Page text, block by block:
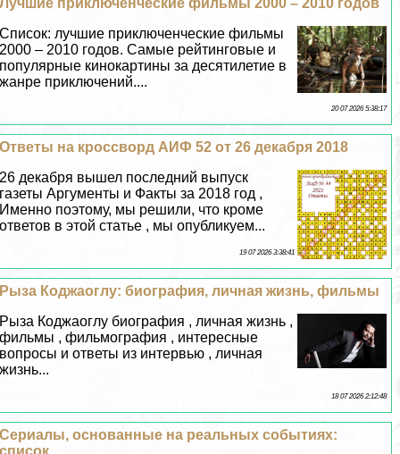
Список: лучшие приключенческие фильмы
2000 – 2010 годов. Самые рейтинговые и
популярные кинокартины за десятилетие в
жанре приключений....
20 07 2026 5:38:17
Ответы на кроссворд АИФ 52 от 26 декабря 2018
26 декабря вышел последний выпуск
газеты Аргументы и Факты за 2018 год ,
Именно поэтому, мы решили, что кроме
ответов в этой статье , мы опубликуем...
19 07 2026 3:38:41
Рыза Коджаоглу: биография, личная жизнь, фильмы
Рыза Коджаоглу биография , личная жизнь ,
фильмы , фильмография , интересные
вопросы и ответы из интервью , личная
жизнь...
18 07 2026 2:12:48
Сериалы, основанные на реальных событиях:
список